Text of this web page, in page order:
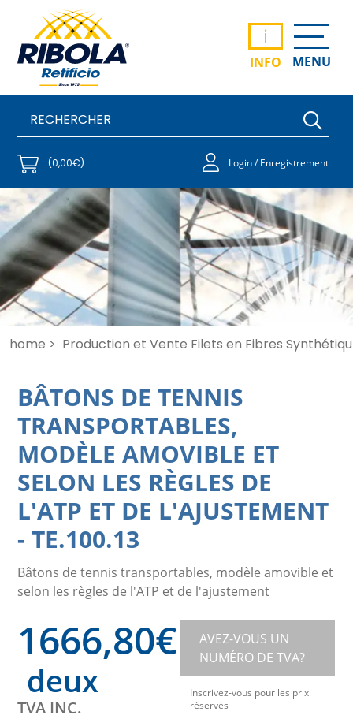
i
INFO MENU
(0,00€) Login / Enregistrement
home > Production et Vente Filets en Fibres
BÂTONS DE TENNIS
TRANSPORTABLES,
MODÈLE AMOVIBLE ET
SELON LES RÈGLES DE
L'ATP ET DE L'AJUSTEMENT
-TE.100.13
Bâtons de tennis transportables, modèle amovible et
selon les règles de l'ATP et de l'ajustement
1666,80€
deux
TVA INC.
AVEZ-VOUS UN
NUMÉRO DE TVA?
Inscrivez-vous pour les prix
réservés